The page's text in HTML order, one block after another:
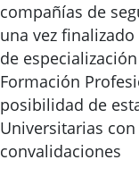
compañías de
una vez
de
Formación
posibilidad de
Universitarias
convalidaciones